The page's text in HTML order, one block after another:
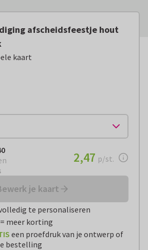
afscheidsfeestje hout
kaart
€ 2,47per stuk
2,47 p/st.
je kaart
te personaliseren
meer korting
een proefdruk van je ontwerp of
bestelling